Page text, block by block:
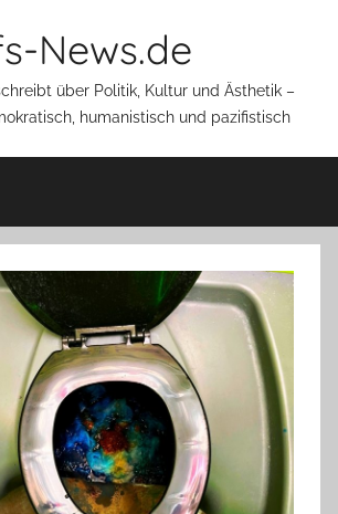
News.de
über Politik, Kultur und Ästhetik –
humanistisch und pazifistisch